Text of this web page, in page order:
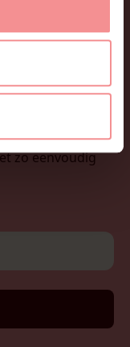
Leuke tips, tricks,
zo eenvoudig